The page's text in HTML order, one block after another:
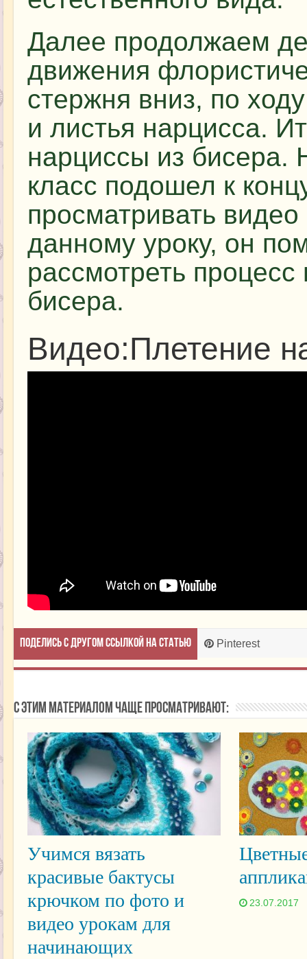
Далее продолжаем
движения
стержня вниз, по
и листья нарцисса.
нарциссы из бисера.
класс подошел к
просматривать
данному уроку, он
рассмотреть
бисера.
Видео:Плетение
Поделись с другом ссылкой на статью Pinterest
С этим материалом чаще просматривают:
Учимся вязать
красивые бактусы
крючком по фото и
видео урокам для
начинающих
23.07.2017